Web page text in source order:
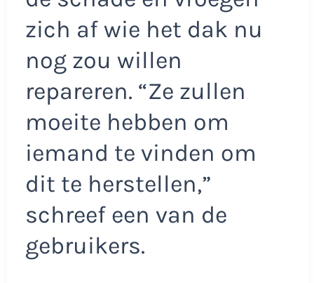
zich af wie het dak nu
nog zou willen
repareren. “Ze zullen
moeite hebben om
iemand te vinden om
dit te herstellen,”
schreef een van de
gebruikers.